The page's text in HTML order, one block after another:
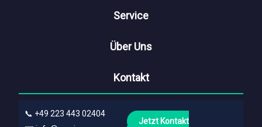
Service
Über Uns
Kontakt
📞 +49 223 443 02404
Jetzt Kontakt